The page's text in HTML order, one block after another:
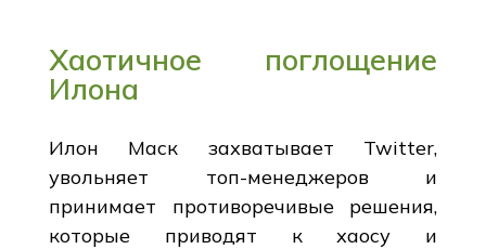
Хаотичное поглощение
Илона
Илон Маск захватывает Twitter,
увольняет топ-менеджеров и
принимает противоречивые решения,
которые приводят к хаосу и